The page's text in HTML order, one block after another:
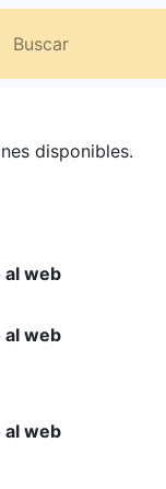
Buscar
disponibles.
al web
al web
al web